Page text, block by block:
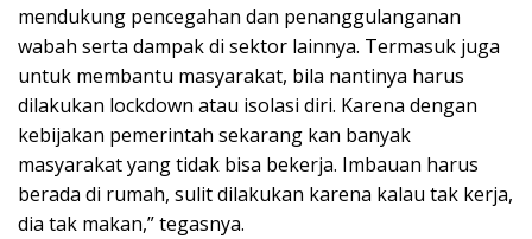
mendukung pencegahan dan penanggulanganan
wabah serta dampak di sektor lainnya. Termasuk juga
untuk membantu masyarakat, bila nantinya harus
dilakukan lockdown atau isolasi diri. Karena dengan
kebijakan pemerintah sekarang kan banyak
masyarakat yang tidak bisa bekerja. Imbauan harus
berada di rumah, sulit dilakukan karena kalau tak kerja,
dia tak makan,” tegasnya.